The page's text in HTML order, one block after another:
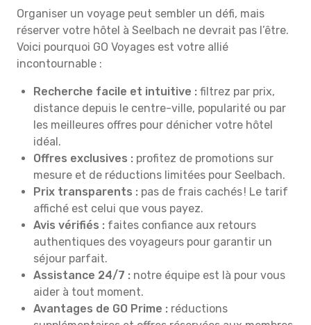
Organiser un voyage peut sembler un défi, mais
réserver votre hôtel à Seelbach ne devrait pas l’être.
Voici pourquoi GO Voyages est votre allié
incontournable :
Recherche facile et intuitive : filtrez par prix,
distance depuis le centre-ville, popularité ou par
les meilleures offres pour dénicher votre hôtel
idéal.
Offres exclusives : profitez de promotions sur
mesure et de réductions limitées pour Seelbach.
Prix transparents : pas de frais cachés ! Le tarif
affiché est celui que vous payez.
Avis vérifiés : faites confiance aux retours
authentiques des voyageurs pour garantir un
séjour parfait.
Assistance 24/7 : notre équipe est là pour vous
aider à tout moment.
Avantages de GO Prime : réductions